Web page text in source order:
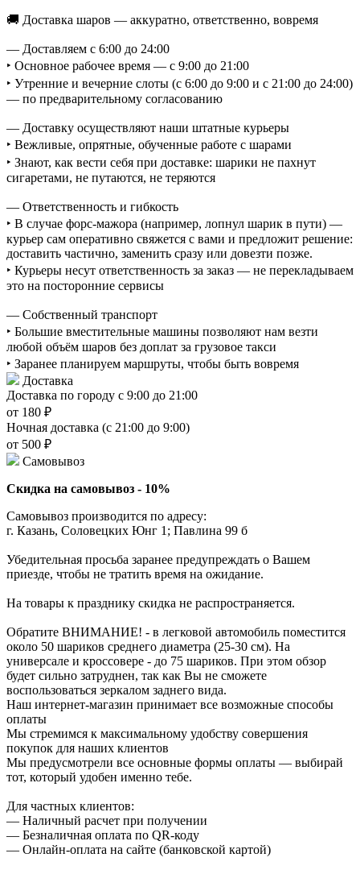
🚚 Доставка шаров — аккуратно, ответственно, вовремя
— Доставляем с 6:00 до 24:00
‣ Основное рабочее время — с 9:00 до 21:00
‣ Утренние и вечерние слоты (с 6:00 до 9:00 и с 21:00 до 24:00)
— по предварительному согласованию
— Доставку осуществляют наши штатные курьеры
‣ Вежливые, опрятные, обученные работе с шарами
‣ Знают, как вести себя при доставке: шарики не пахнут
сигаретами, не путаются, не теряются
— Ответственность и гибкость
‣ В случае форс-мажора (например, лопнул шарик в пути) —
курьер сам оперативно свяжется с вами и предложит решение:
доставить частично, заменить сразу или довезти позже.
‣ Курьеры несут ответственность за заказ — не перекладываем
это на посторонние сервисы
— Собственный транспорт
‣ Большие вместительные машины позволяют нам везти
любой объём шаров без доплат за грузовое такси
‣ Заранее планируем маршруты, чтобы быть вовремя
Доставка
Доставка по городу с 9:00 до 21:00
от 180 ₽
Ночная доставка (с 21:00 до 9:00)
от 500 ₽
Самовывоз
Скидка на самовывоз - 10%
Самовывоз производится по адресу:
г. Казань, Соловецких Юнг 1; Павлина 99 б
Убедительная просьба заранее предупреждать о Вашем
приезде, чтобы не тратить время на ожидание.
На товары к празднику скидка не распространяется.
Обратите ВНИМАНИЕ! - в легковой автомобиль поместится
около 50 шариков среднего диаметра (25-30 см). На
универсале и кроссовере - до 75 шариков. При этом обзор
будет сильно затруднен, так как Вы не сможете
воспользоваться зеркалом заднего вида.
Наш интернет-магазин принимает все возможные способы
оплаты
Мы стремимся к максимальному удобству совершения
покупок для наших клиентов
Мы предусмотрели все основные формы оплаты — выбирай
тот, который удобен именно тебе.
Для частных клиентов:
— Наличный расчет при получении
— Безналичная оплата по QR-коду
— Онлайн-оплата на сайте (банковской картой)